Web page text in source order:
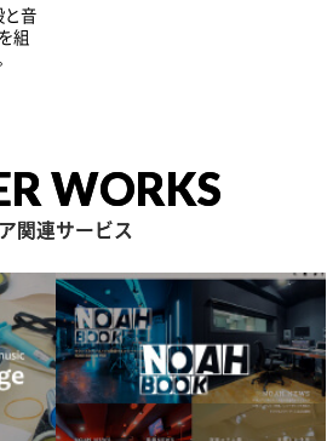
と音
組
WORKS
関連サービス